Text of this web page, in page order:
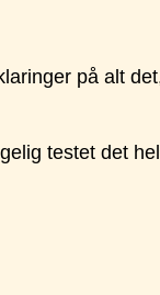
på alt
testet det